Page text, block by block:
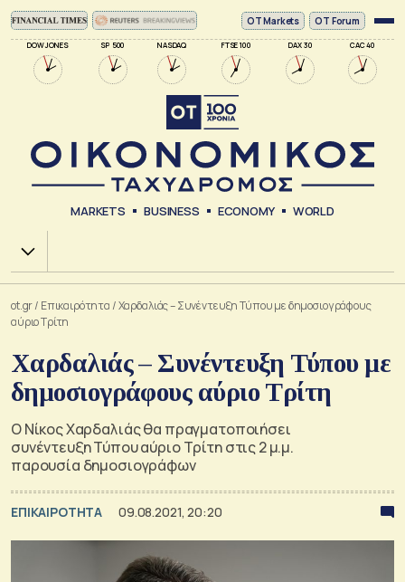
DOW JONES SP 500 NASDAQ FTSE 100 DAX 30 CAC 40
ΟΤ Markets OT Forum
MARKETS BUSINESS ECONOMY WORLD
Χ.Α.
ot.gr/ Επικαιρότητα /Χαρδαλιάς – Συνέντευξη Τύπου με δημοσιογράφους
αύριο Τρίτη
Χαρδαλιάς – Συνέντευξη Τύπου με
δημοσιογράφους αύριο Τρίτη
Ο Νίκος Χαρδαλιάς θα πραγματοποιήσει
συνέντευξη Τύπου αύριο Τρίτη στις 2 μ.μ.
παρουσία δημοσιογράφων
ΕΠΙΚΑΙΡΟΤΗΤΑ 09.08.2021, 20:20